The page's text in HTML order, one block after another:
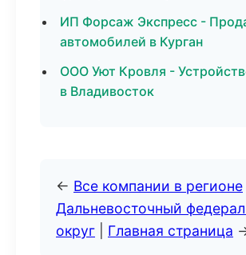
ИП Форсаж Экспресс -
автомобилей в Курган
ООО Уют Кровля -
в Владивосток
← Все компании в регионе
Дальневосточный
округ
Главная страница